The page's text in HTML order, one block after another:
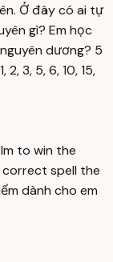
Ở đây có ai tự
gì? Em học
dương? 5
3, 5, 6, 10, 15,
to win the
spell the
dành cho em